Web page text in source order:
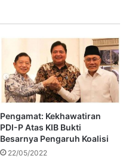
Pengamat: Kekhawatiran
PDI-P Atas KIB Bukti
Besarnya Pengaruh Koalisi
22/05/2022